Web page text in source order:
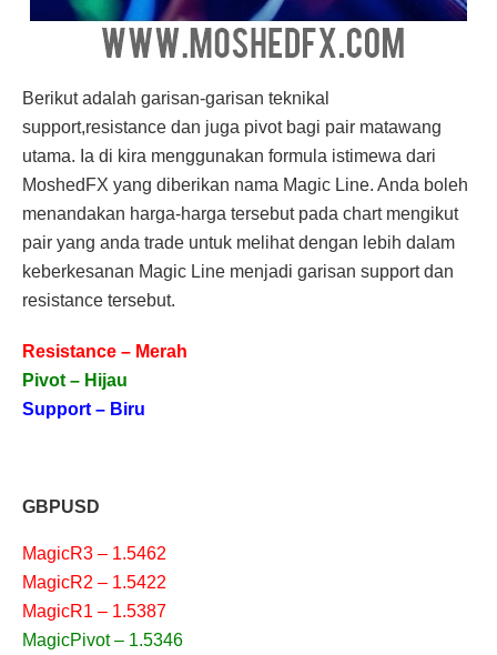
Berikut adalah garisan-garisan teknikal
support,resistance dan juga pivot bagi pair matawang
utama. Ia di kira menggunakan formula istimewa dari
MoshedFX yang diberikan nama Magic Line. Anda boleh
menandakan harga-harga tersebut pada chart mengikut
pair yang anda trade untuk melihat dengan lebih dalam
keberkesanan Magic Line menjadi garisan support dan
resistance tersebut.
Resistance – Merah
Pivot – Hijau
Support – Biru
GBPUSD
MagicR3 – 1.5462
MagicR2 – 1.5422
MagicR1 – 1.5387
MagicPivot – 1.5346